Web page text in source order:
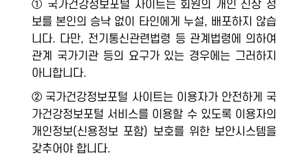
① 국가건강정보포털 사이트는 회원의 개인 신상 정
보를 본인의 승낙 없이 타인에게 누설, 배포하지 않습
니다. 다만, 전기통신관련법령 등 관계법령에 의하여
관계 국가기관 등의 요구가 있는 경우에는 그러하지
아니합니다.
② 국가건강정보포털 사이트는 이용자가 안전하게 국
가건강정보포털 서비스를 이용할 수 있도록 이용자의
개인정보(신용정보 포함) 보호를 위한 보안시스템을
갖추어야 합니다.